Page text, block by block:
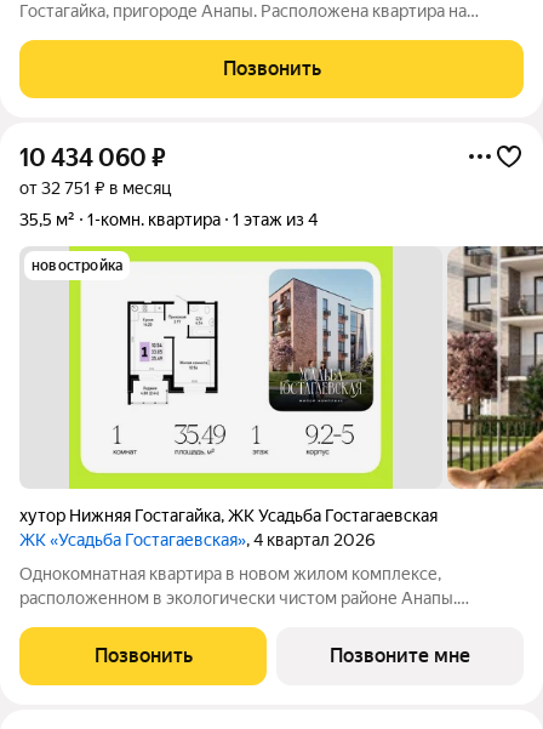
Гостагайка, пригороде Анапы. Расположена квартира на
кв.м. Несмотря на небольшую площадь в квартире грамотно
использован каждый
Позвонить
10 434 060 ₽
от 32 751 ₽ в месяц
35,5 м²
1-комн. квартира 1 этаж из 4
новостройка
хутор Нижняя Гостагайка,ЖК Усадьба Гостагаевская
ЖК «Усадьба Гостагаевская», 4 квартал 2026
Однокомнатная квартира в новом жилом комплексе,
расположенном в экологически чистом районе Анапы.
зонирование пространства и обеспечивает комфорт в
повседневной жизни. Жилая комната
Позвонить Позвоните мне